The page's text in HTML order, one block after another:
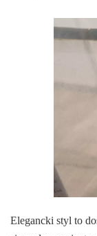
Elegancki styl to